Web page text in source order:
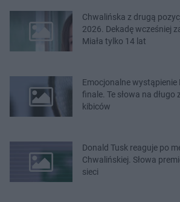
Chwalińska z drugą
2026. Dekadę wcześniej
Miała tylko 14 lat
Emocjonalne wystąpienie
finale. Te słowa na
kibiców
Donald Tusk reaguje po
Chwalińskiej. Słowa
sieci